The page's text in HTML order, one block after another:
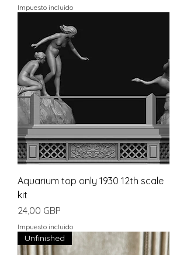
Impuesto incluido
Aquarium top only 1930 12th scale
kit
Precio
24,00 GBP
Impuesto incluido
Unfinished